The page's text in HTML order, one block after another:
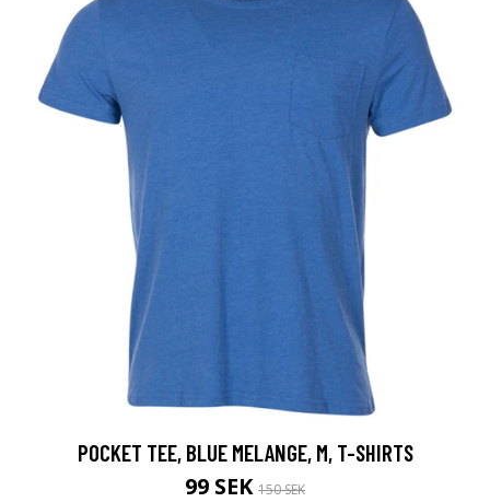
POCKET TEE, BLUE MELANGE, M, T-SHIRTS
99 SEK 150 SEK